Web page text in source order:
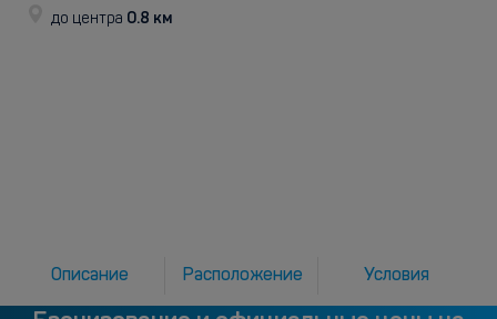
до центра 0.8 км
Описание Расположение Условия